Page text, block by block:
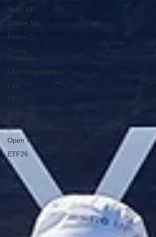
Botin 52
Classe 50
Figaro 3
Flying
Phantom
L&#39;Hydroptère
F18
TF35
Business
AC75
Open 7.50
ETF26